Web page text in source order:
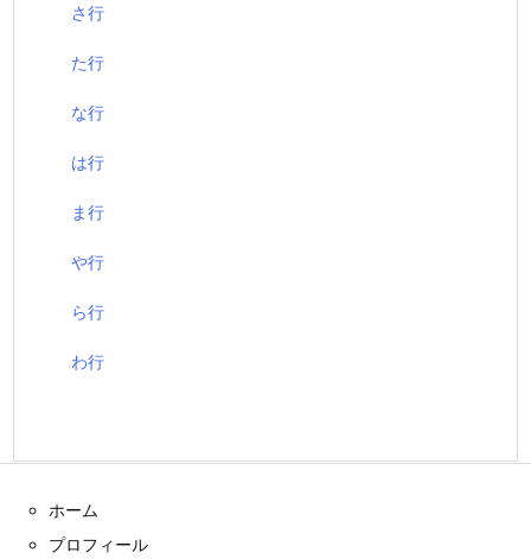
さ行
た行
な行
は行
ま行
や行
ら行
わ行
ホーム
プロフィール